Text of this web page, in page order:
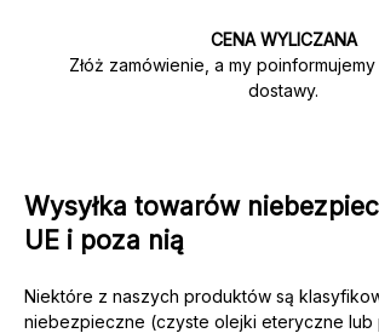
CENA WYLICZANA
Złóż zamówienie, a my
dostawy.
Wysyłka towarów
UE i poza nią
Niektóre z naszych produktów są
niebezpieczne (czyste olejki eteryczne lub